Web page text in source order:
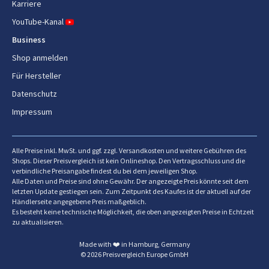
Schneebesen
Universalmesser
Timer Ja
Energie
Leistung 1500 W
Karriere
YouTube-Kanal
Business
Shop anmelden
Für Hersteller
Datenschutz
Impressum
Alle Preise inkl. MwSt. und ggf. zzgl. Versandkosten und weitere Gebühren des
Shops. Dieser Preisvergleich ist kein Onlineshop. Den Vertragsschluss und die
verbindliche Preisangabe findest du bei dem jeweiligen Shop.
Alle Daten und Preise sind ohne Gewähr. Der angezeigte Preis könnte seit dem
letzten Update gestiegen sein. Zum Zeitpunkt des Kaufes ist der aktuell auf der
Händlerseite angegebene Preis maßgeblich.
Es besteht keine technische Möglichkeit, die oben angezeigten Preise in Echtzeit
zu aktualisieren.
Made with ❤️ in Hamburg, Germany
© 2026 Preisvergleich Europe GmbH